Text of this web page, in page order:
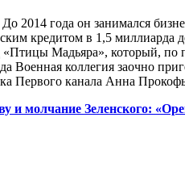
2014 года он занимался
кредитом в 1,5
Мадьяра», который,
Военная коллегия заочно
Первого канала Анна
и молчание Зеленского: